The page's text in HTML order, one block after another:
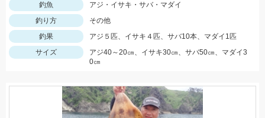
釣魚
アジ・イサキ・サバ・マダイ
釣り方
その他
釣果
アジ５匹、イサキ４匹、サバ10本、マダイ1匹
サイズ
アジ40～20㎝、イサキ30㎝、サバ50㎝、マダイ3
0㎝